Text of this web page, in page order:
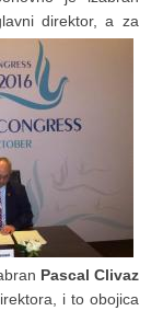
direktor, a za
Pascal Clivaz
i to obojica